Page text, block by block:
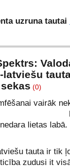
uzruna tautai
latviešu
(0)
vairāk
lietas labā.
tauta ir tik
zudusi it